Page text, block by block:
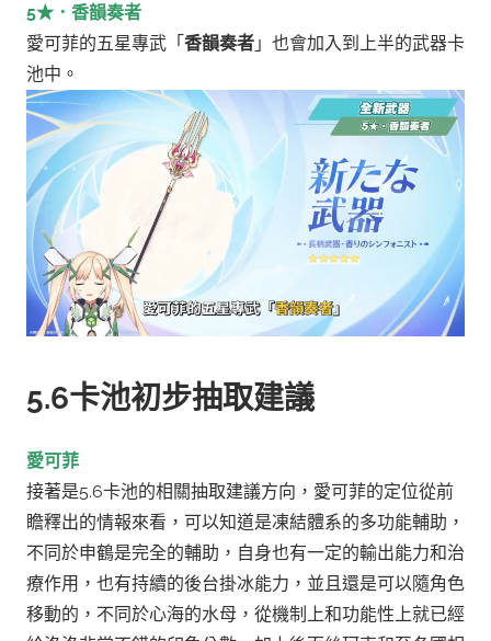
5★．香韻奏者
愛可菲的五星專武「 香韻奏者 」也會加入到上半的武器卡
池中。
5.6卡池初步抽取建議
愛可菲
接著是5.6卡池的相關抽取建議方向，愛可菲的定位從前
瞻釋出的情報來看，可以知道是凍結體系的多功能輔助，
不同於申鶴是完全的輔助，自身也有一定的輸出能力和治
療作用，也有持續的後台掛冰能力，並且還是可以隨角色
移動的，不同於心海的水母，從機制上和功能性上就已經